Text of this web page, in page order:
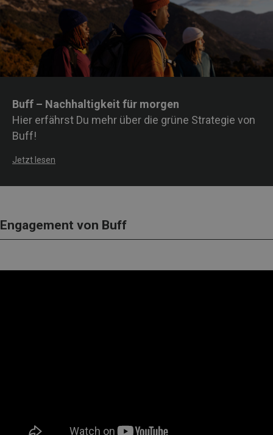
Buff – Nachhaltigkeit für morgen
Hier erfährst Du mehr über die grüne Strategie von
Buff!
Jetzt lesen
Engagement von Buff